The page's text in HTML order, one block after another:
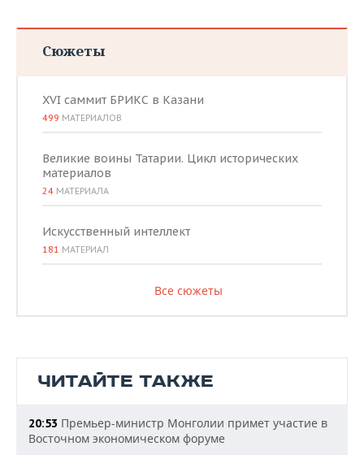
Сюжеты
XVI саммит БРИКС в Казани
499 МАТЕРИАЛОВ
Великие воины Татарии. Цикл исторических
материалов
24 МАТЕРИАЛА
Искусственный интеллект
181 МАТЕРИАЛ
Все сюжеты
ЧИТАЙТЕ ТАКЖЕ
20:53 Премьер-министр Монголии примет участие в
Восточном экономическом форуме